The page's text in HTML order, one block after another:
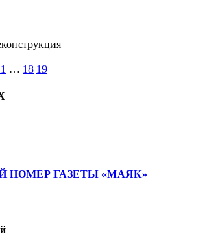
… 18 19
НОМЕР ГАЗЕТЫ «МАЯК»